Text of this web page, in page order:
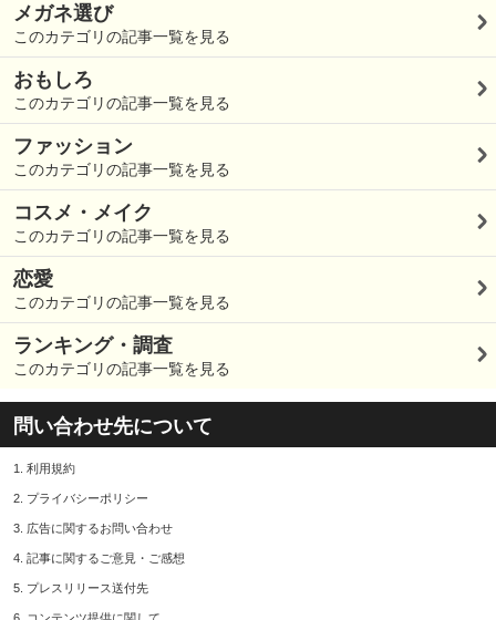
メガネ選び
このカテゴリの記事一覧を見る
おもしろ
このカテゴリの記事一覧を見る
ファッション
このカテゴリの記事一覧を見る
コスメ・メイク
このカテゴリの記事一覧を見る
恋愛
このカテゴリの記事一覧を見る
ランキング・調査
このカテゴリの記事一覧を見る
問い合わせ先について
1. 利用規約
2. プライバシーポリシー
3. 広告に関するお問い合わせ
4. 記事に関するご意見・ご感想
5. プレスリリース送付先